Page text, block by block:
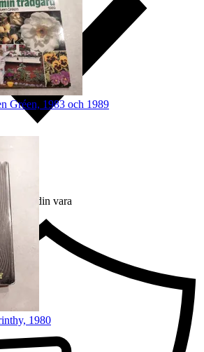
inte får din vara
Gréen, 1983 och 1989
1980